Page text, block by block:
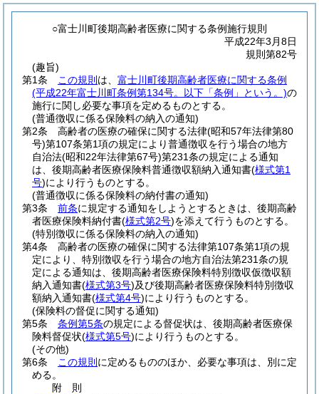
○富士川町後期高齢者医療に関する条例施行規則
平成22年3月8日
規則第82号
(趣旨)
第1条
この規則 は、 富士川町後期高齢者医療に関する条例
(平成22年富士川町条例第134号。以下「条例」という。)の
施行に関し必要な事項を定めるものとする。
(普通徴収に係る保険料の納入の通知)
第2条
高齢者の医療の確保に関する法律(昭和57年法律第80
号)第107条第1項の規定により普通徴収を行う場合の地方
自治法(昭和22年法律第67号)第231条の規定による通知
は、後期高齢者医療保険料普通徴収額納入通知書(様式第1
号)により行うものとする。
(普通徴収に係る保険料の納付書の通知)
第3条
前条に規定する通知をしようとするときは、後期高齢
者医療保険料納付書(様式第2号)を添えて行うものとする。
(特別徴収に係る保険料の納入の通知)
第4条
高齢者の医療の確保に関する法律第107条第1項の規
定により、特別徴収を行う場合の地方自治法第231条の規
定による通知は、後期高齢者医療保険料特別徴収仮徴収額
納入通知書(様式第3号)及び後期高齢者医療保険料特別徴収
額納入通知書(様式第4号)により行うものとする。
(保険料の督促に関する通知)
第5条
条例第5条の規定による督促状は、後期高齢者医療保
険料督促状(様式第5号)により行うものとする。
(その他)
第6条
この規則 に定めるもののほか、必要な事項は、別に定
める。
附 則